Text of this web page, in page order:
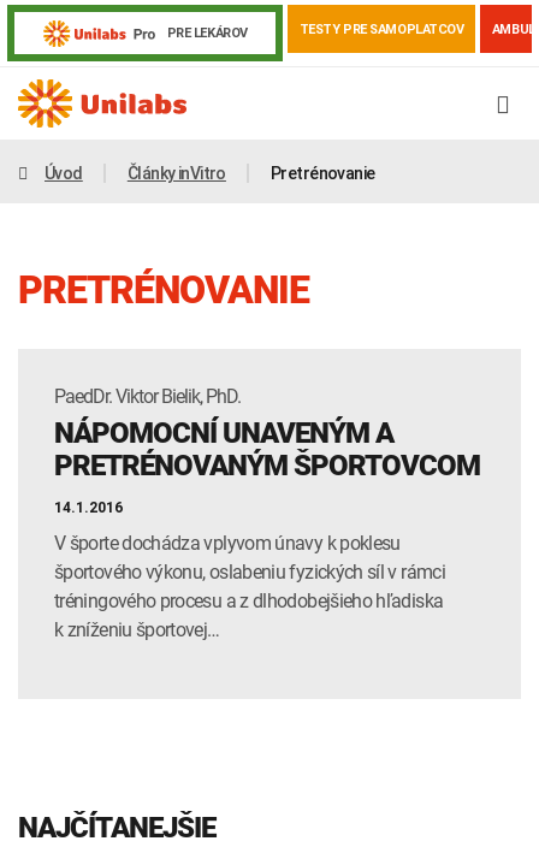
PRE LEKÁROV TESTY PRE SAMOPLATCOV
Genetika Covid-19 Žiadanky a tlačivá
Výsledky vyšetrení
INTOLERANCIA POTRAVÍN Lymská borelióza
Human papillomavirus (HPV)
Úvod Články inVitro Pretrénovanie
PRETRÉNOVANIE
PaedDr. Viktor Bielik, PhD.
NÁPOMOCNÍ UNAVENÝM A
PRETRÉNOVANÝM ŠPORTOVCOM
14.1.2016
V športe dochádza vplyvom únavy k poklesu
športového výkonu, oslabeniu fyzických síl v rámci
tréningového procesu a z dlhodobejšieho hľadiska
k zníženiu športovej…
NAJČÍTANEJŠIE